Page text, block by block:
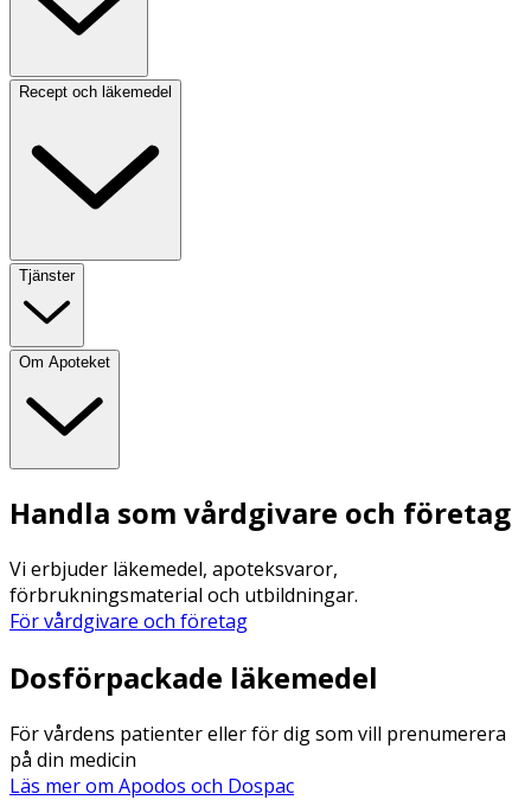
Recept och läkemedel
Tjänster
Om Apoteket
Handla som vårdgivare och företag
Vi erbjuder läkemedel, apoteksvaror,
förbrukningsmaterial och utbildningar.
För vårdgivare och företag
Dosförpackade läkemedel
För vårdens patienter eller för dig som vill prenumerera
på din medicin
Läs mer om Apodos och Dospac